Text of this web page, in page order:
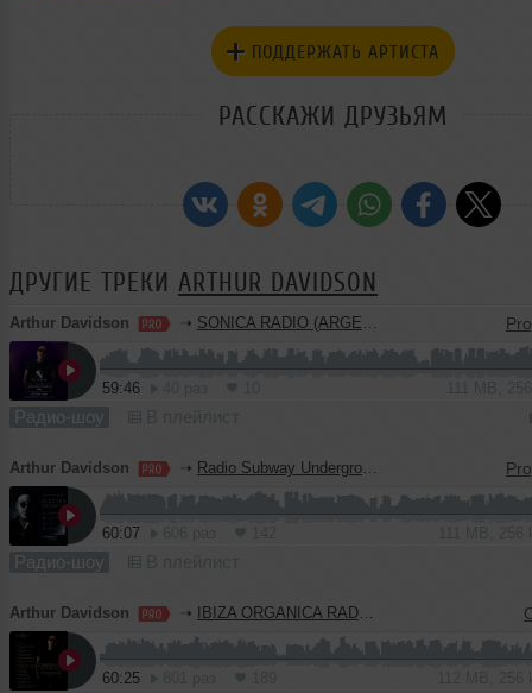
ПОДДЕРЖАТЬ АРТИСТА
РАССКАЖИ ДРУЗЬЯМ
ДРУГИЕ ТРЕКИ ARTHUR DAVIDSON
Arthur Davidson ➝ SONICA RADIO (ARGENTINA)
59:46
Радио-шоу
Arthur Davidson ➝ Radio Subway Underground (Italy) Part 8
60:07
Радио-шоу
Arthur Davidson ➝ IBIZA ORGANICA RADIO (GUEST MIX)
60:25